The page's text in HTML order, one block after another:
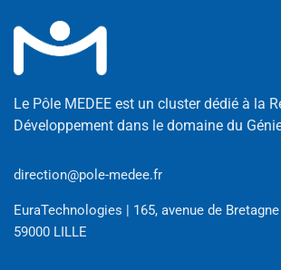
Le Pôle MEDEE est un cluster dédié à la
Développement dans le domaine du
direction@pole-medee.fr
EuraTechnologies | 165, avenue de Bretagne
59000 LILLE